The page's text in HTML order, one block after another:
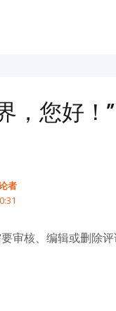
，您好！”
者
审核、编辑或删除